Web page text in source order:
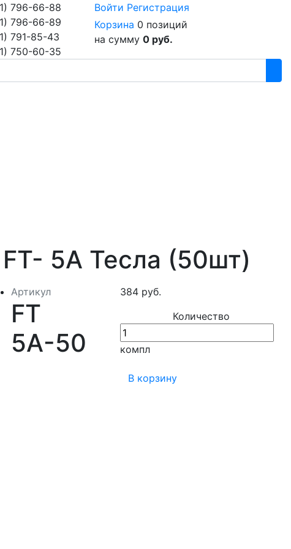
796-66-88
796-66-89
791-85-43
750-60-35
Войти Регистрация
Корзина 0 позиций
на сумму 0 руб.
5A Тесла (50шт)
Артикул
FT
5А-50
384 руб.
Количество
компл
В корзину